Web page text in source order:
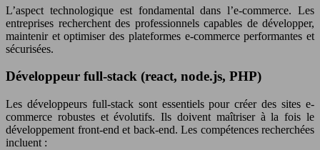
L’aspect technologique est fondamental dans l’e-commerce. Les
entreprises recherchent des professionnels capables de développer,
maintenir et optimiser des plateformes e-commerce performantes et
sécurisées.
Développeur full-stack (react, node.js, PHP)
Les développeurs full-stack sont essentiels pour créer des sites e-
commerce robustes et évolutifs. Ils doivent maîtriser à la fois le
développement front-end et back-end. Les compétences recherchées
incluent :